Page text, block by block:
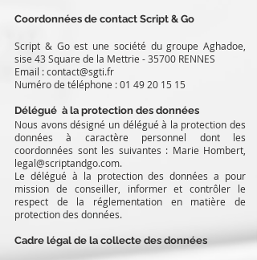
Coordonnées de contact Script & Go
Script & Go est une société du groupe Aghadoe,
sise 43 Square de la Mettrie - 35700 RENNES
Email :contact@sgti.fr
Numéro de téléphone :01 49 20 15 15
Délégué à la protection des données
Nous avons désigné un délégué à la protection des
données à caractère personnel dont les
coordonnées sont les suivantes : Marie Hombert,
legal@scriptandgo.com.
Le délégué à la protection des données a pour
mission de conseiller, informer et contrôler le
respect de la réglementation en matière de
protection des données.
Cadre légal de la collecte des données